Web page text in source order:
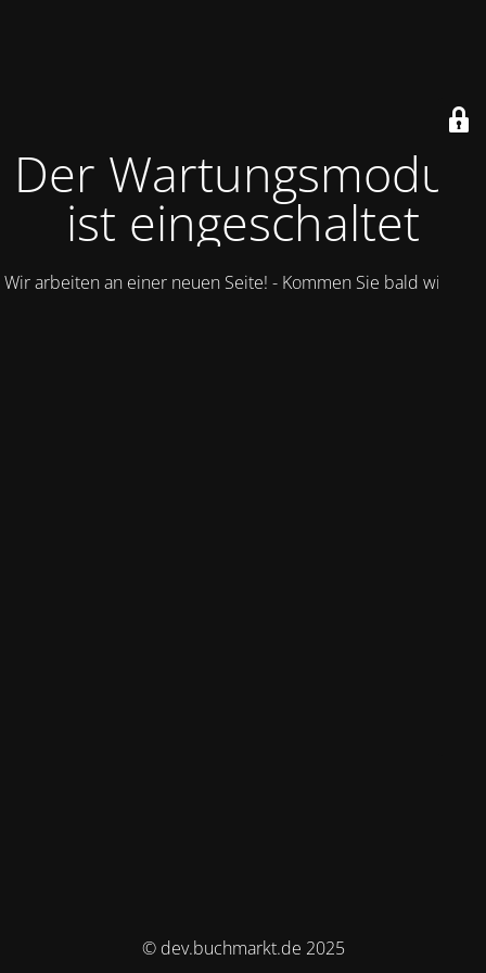
Der Wartungsmodus
ist eingeschaltet
Wir arbeiten an einer neuen Seite! - Kommen Sie bald wieder.
© dev.buchmarkt.de 2025